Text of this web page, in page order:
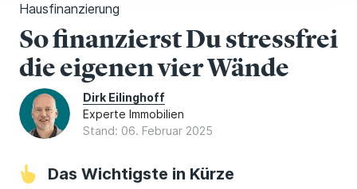
Hausfinanzierung
So finanzierst Du stressfrei
die eigenen vier Wände
Dirk Eilinghoff
Experte Immobilien
Stand: 06. Februar 2025
Das Wichtigste in Kürze